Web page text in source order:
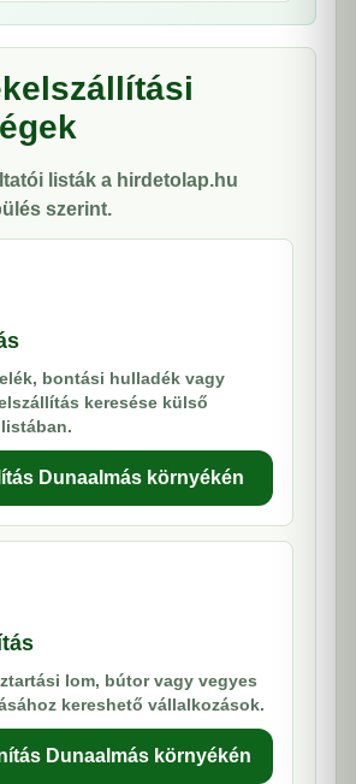
listák a hirdetolap.hu
szerint.
bontási hulladék vagy
keresése külső
Dunaalmás környékén
lom, bútor vagy vegyes
kereshető vállalkozások.
Dunaalmás környékén